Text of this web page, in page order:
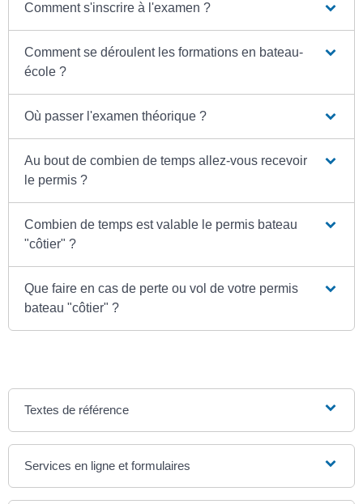
Comment s'inscrire à l'examen ?
Comment se déroulent les formations en bateau-
école ?
Où passer l'examen théorique ?
Au bout de combien de temps allez-vous recevoir
le permis ?
Combien de temps est valable le permis bateau
"côtier" ?
Que faire en cas de perte ou vol de votre permis
bateau "côtier" ?
Textes de référence
Services en ligne et formulaires